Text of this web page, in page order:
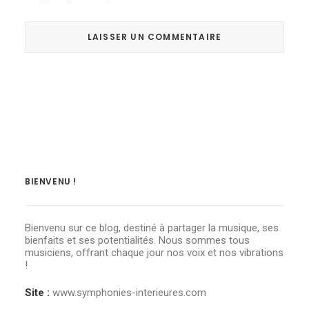
BIENVENU !
Bienvenu sur ce blog, destiné à partager la musique, ses
bienfaits et ses potentialités. Nous sommes tous
musiciens, offrant chaque jour nos voix et nos vibrations
!
Site : www.symphonies-interieures.com